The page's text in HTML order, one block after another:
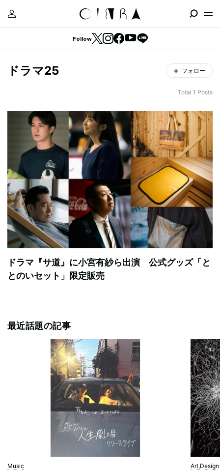
Follow
ドラマ25 フォロー
Total 1 Posts
ドラマ『サ道』に小宮有紗ら出演 公式グッズ「と
とのいセット」限定販売
最近話題の記事
Music Art,Design